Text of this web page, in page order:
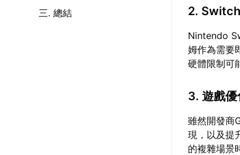
三. 總結 2.
Nintendo
姆作為需要
硬體限制可
3. 遊戲優
雖然開發商
現，以及提
的複雜場景